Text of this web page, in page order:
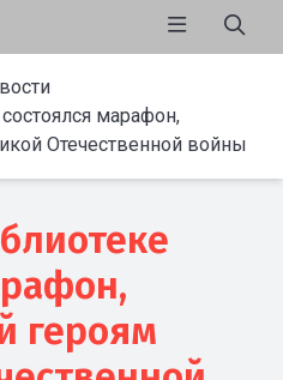
марафон,
Отечественной войны
героям